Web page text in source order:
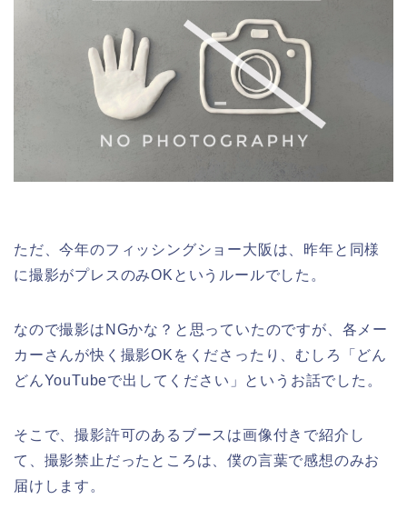
ただ、今年のフィッシングショー大阪は、昨年と同様
に撮影がプレスのみOKというルールでした。
なので撮影はNGかな？と思っていたのですが、各メー
カーさんが快く撮影OKをくださったり、むしろ「どん
どんYouTubeで出してください」というお話でした。
そこで、撮影許可のあるブースは画像付きで紹介し
て、撮影禁止だったところは、僕の言葉で感想のみお
届けします。